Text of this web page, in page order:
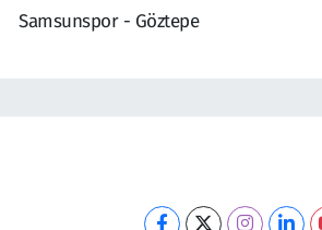
Samsunspor - Göztepe